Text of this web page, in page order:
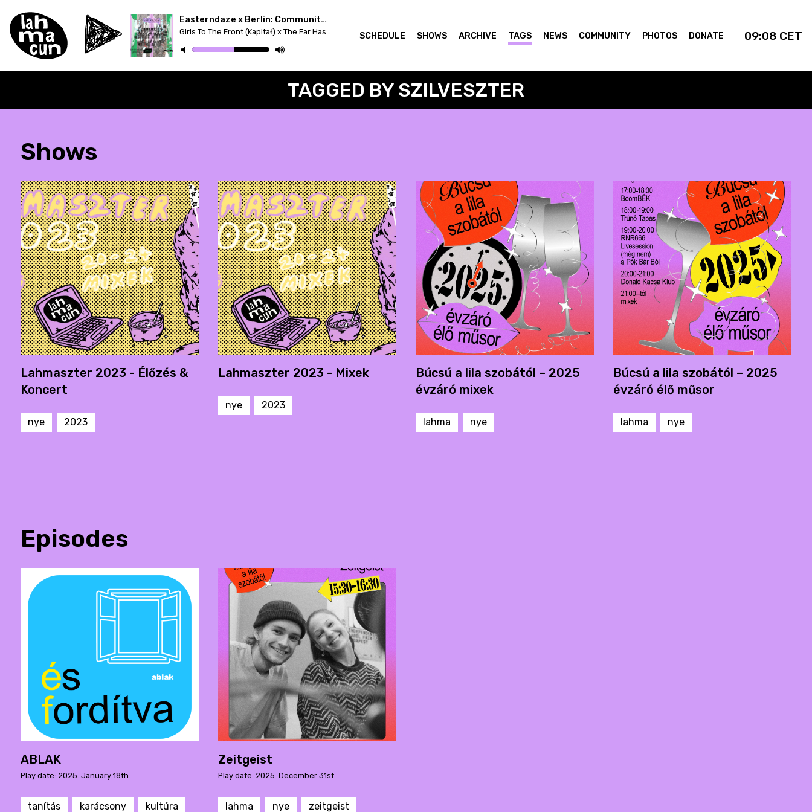
Easterndaze x Berlin: Community Radio Week
Girls To The Front (Kapitał) x The Ear Has To Travel (Cashmere) SCHEDULE SHOWS ARCHIVE TAGS NEWS COMMUNITY PHOTOS DONATE 09:08 CET
TAGGED BY SZILVESZTER
Shows
Lahmaszter 2023 - Élőzés &
Koncert
nye 2023
Lahmaszter 2023 - Mixek
nye 2023
Búcsú a lila szobától – 2025
évzáró mixek
lahma nye
Búcsú a lila szobától – 2025
évzáró élő műsor
lahma nye
Episodes
ABLAK
Play date: 2025. January 18th.
tanítás karácsony kultúra
Zeitgeist
Play date: 2025. December 31st.
lahma nye zeitgeist